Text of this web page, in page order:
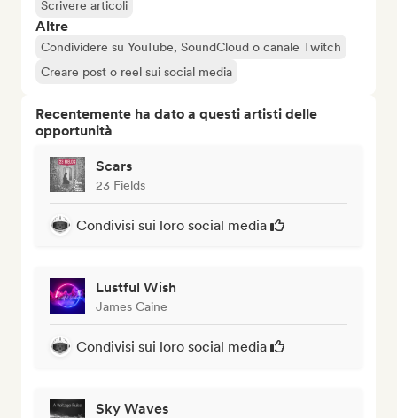
Scrivere articoli
Altre
Condividere su YouTube, SoundCloud o canale Twitch
Creare post o reel sui social media
Recentemente ha dato a questi artisti delle
opportunità
Scars
23 Fields
Condivisi sui loro social media
Lustful Wish
James Caine
Condivisi sui loro social media
Sky Waves